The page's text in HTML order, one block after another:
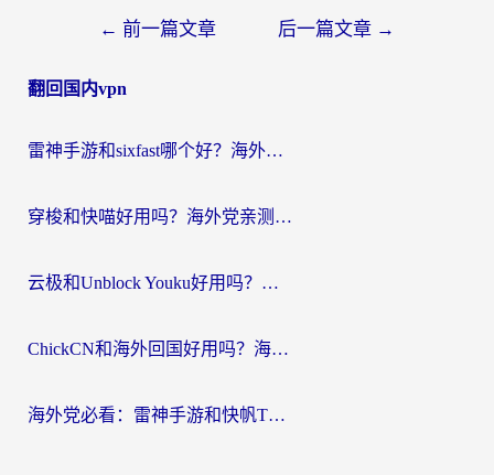
导
← 前一篇文章 后一篇文章 →
翻回国内vpn
雷神手游和sixfast哪个好？海外党亲测3款回国加速器，教你选对不踩坑
穿梭和快喵好用吗？海外党亲测：小众加速器对比+番茄加速器深度体验
云极和Unblock Youku好用吗？海外党亲测+2026回国加速器避坑指南
ChickCN和海外回国好用吗？海外党2026亲测：从手游到影音，选对加速器的3个关键
海外党必看：雷神手游和快帆TV版好用吗？3步选对回国加速器不踩坑